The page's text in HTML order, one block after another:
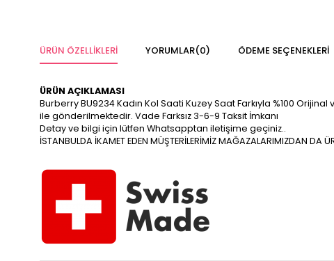
ÜRÜN ÖZELLIKLERI YORUMLAR(0) ÖDEME SEÇENEKLERI
ÜRÜN AÇIKLAMASI
Burberry BU9234 Kadın Kol Saati Kuzey Saat Farkıyla %100
ile gönderilmektedir. Vade Farksız 3-6-9 Taksit İmkanı
Detay ve bilgi için lütfen Whatsapptan iletişime geçiniz..
İSTANBULDA İKAMET EDEN MÜŞTERİLERİMİZ MAĞAZALARIMIZDAN DA